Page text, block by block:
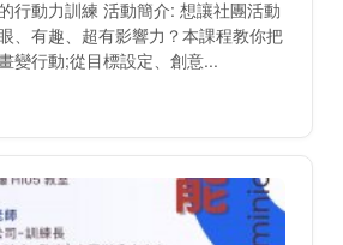
行動力訓練 活動簡介: 想讓社團活動
、有趣、超有影響力？本課程教你把
變行動;從目標設定、創意...